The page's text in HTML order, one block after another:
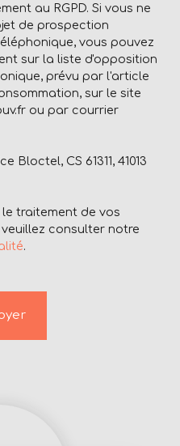
au RGPD. Si vous ne
de prospection
vous pouvez
sur la liste d'opposition
prévu par l'article
sur le site
ou par courrier
Bloctel, CS 61311, 41013
le traitement de vos
consulter notre
.